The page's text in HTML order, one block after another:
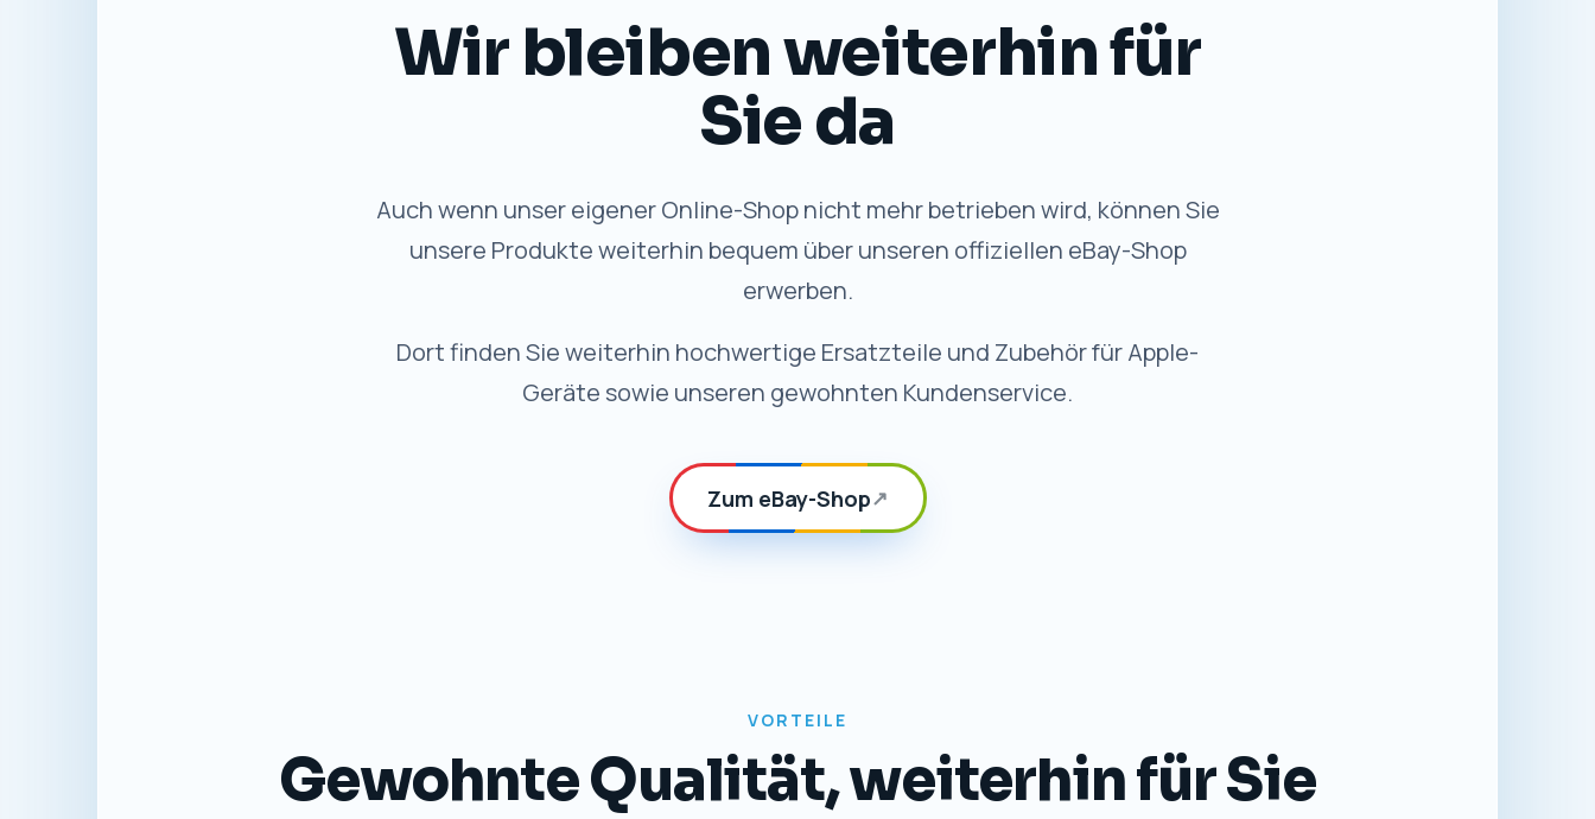
Wir bleiben weiterhin für
Sie da
Auch wenn unser eigener Online-Shop nicht mehr betrieben wird, können Sie
unsere Produkte weiterhin bequem über unseren offiziellen eBay-Shop
erwerben.
Dort finden Sie weiterhin hochwertige Ersatzteile und Zubehör für Apple-
Geräte sowie unseren gewohnten Kundenservice.
Zum eBay-Shop↗
VORTEILE
Gewohnte Qualität, weiterhin für Sie